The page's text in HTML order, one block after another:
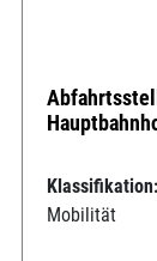
Klassifikation:
Mobilität